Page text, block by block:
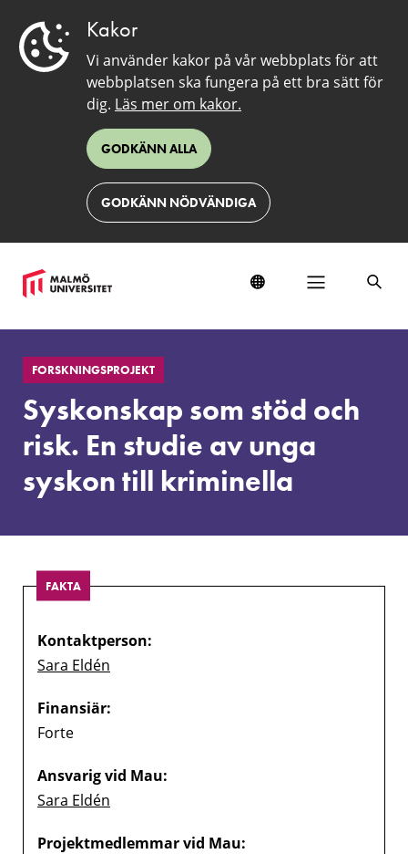
Kakor
Vi använder kakor på vår webbplats för att
webbplatsen ska fungera på ett bra sätt för
dig. Läs mer om kakor.
GODKÄNN ALLA
GODKÄNN NÖDVÄNDIGA
Syskonskap
som
stöd
och
risk.
studie
unga
till
FORSKNINGSPROJEKT
Syskonskap som stöd och
risk. En studie av unga
syskon till kriminella
FAKTA
Kontaktperson:
Sara Eldén
Finansiär:
Forte
Ansvarig vid Mau:
Sara Eldén
Projektmedlemmar vid Mau: